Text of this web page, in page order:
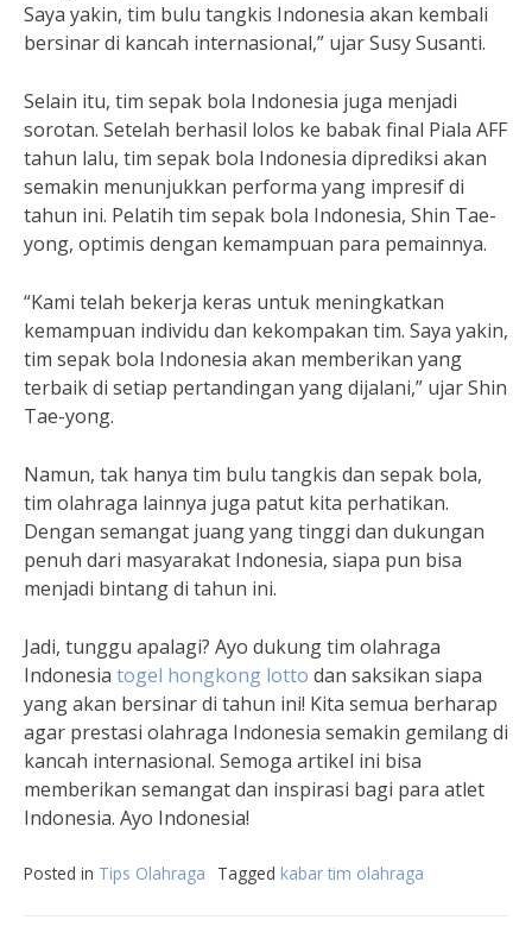
Saya yakin, tim bulu tangkis Indonesia akan kembali
bersinar di kancah internasional,” ujar Susy Susanti.
Selain itu, tim sepak bola Indonesia juga menjadi
sorotan. Setelah berhasil lolos ke babak final Piala AFF
tahun lalu, tim sepak bola Indonesia diprediksi akan
semakin menunjukkan performa yang impresif di
tahun ini. Pelatih tim sepak bola Indonesia, Shin Tae-
yong, optimis dengan kemampuan para pemainnya.
“Kami telah bekerja keras untuk meningkatkan
kemampuan individu dan kekompakan tim. Saya yakin,
tim sepak bola Indonesia akan memberikan yang
terbaik di setiap pertandingan yang dijalani,” ujar Shin
Tae-yong.
Namun, tak hanya tim bulu tangkis dan sepak bola,
tim olahraga lainnya juga patut kita perhatikan.
Dengan semangat juang yang tinggi dan dukungan
penuh dari masyarakat Indonesia, siapa pun bisa
menjadi bintang di tahun ini.
Jadi, tunggu apalagi? Ayo dukung tim olahraga
Indonesia togel hongkong lotto dan saksikan siapa
yang akan bersinar di tahun ini! Kita semua berharap
agar prestasi olahraga Indonesia semakin gemilang di
kancah internasional. Semoga artikel ini bisa
memberikan semangat dan inspirasi bagi para atlet
Indonesia. Ayo Indonesia!
Posted in Tips Olahraga Tagged kabar tim olahraga